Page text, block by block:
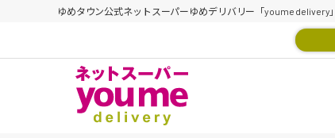
ゆめタウン公式ネットスーパーゆめデリバリー「youme delivery」